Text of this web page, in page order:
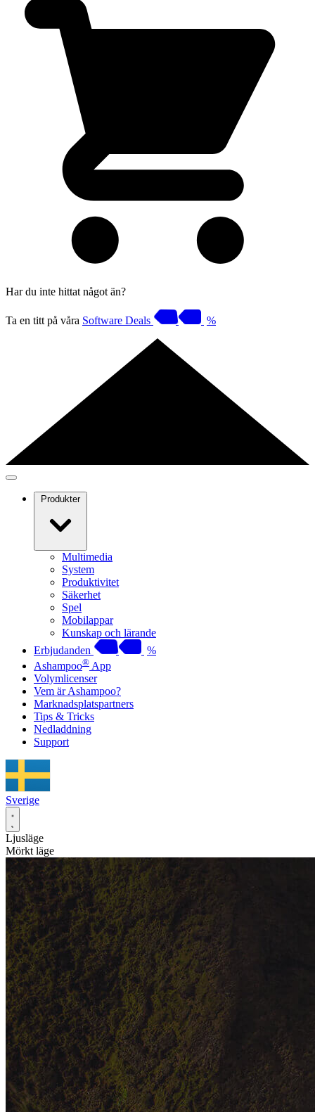
Har du inte hittat något än?
Ta en titt på våra Software Deals %
Produkter
Multimedia
System
Produktivitet
Säkerhet
Spel
Mobilappar
Kunskap och lärande
Erbjudanden
%
Ashampoo® App
Volymlicenser
Vem är Ashampoo?
Marknadsplatspartners
Tips & Tricks
Nedladdning
Support
Sverige
Ljusläge
Mörkt läge